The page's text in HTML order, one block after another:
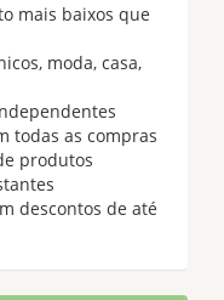
mais baixos que
moda, casa,
todas as compras
produtos
descontos de até